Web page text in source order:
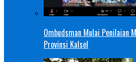
Ombudsman Mulai
Provinsi Kalsel